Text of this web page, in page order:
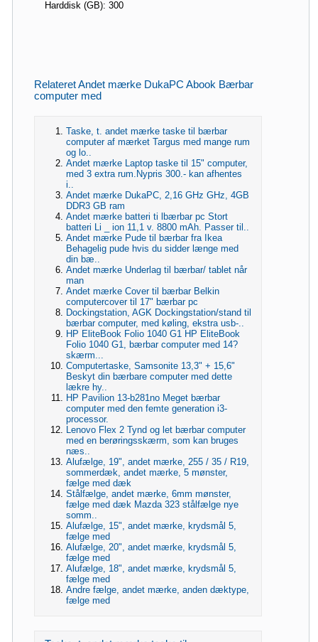
Harddisk (GB): 300
Relateret Andet mærke DukaPC Abook Bærbar
computer med
Taske, t. andet mærke taske til bærbar
computer af mærket Targus med mange rum
og lo..
Andet mærke Laptop taske til 15" computer,
med 3 extra rum.Nypris 300.- kan afhentes
i..
Andet mærke DukaPC, 2,16 GHz GHz, 4GB
DDR3 GB ram
Andet mærke batteri ti lbærbar pc Stort
batteri Li _ ion 11,1 v. 8800 mAh. Passer til..
Andet mærke Pude til bærbar fra Ikea
Behagelig pude hvis du sidder længe med
din bæ..
Andet mærke Underlag til bærbar/ tablet når
man
Andet mærke Cover til bærbar Belkin
computercover til 17" bærbar pc
Dockingstation, AGK Dockingstation/stand til
bærbar computer, med køling, ekstra usb-..
HP EliteBook Folio 1040 G1 HP EliteBook
Folio 1040 G1, bærbar computer med 14?
skærm...
Computertaske, Samsonite 13,3" + 15,6"
Beskyt din bærbare computer med dette
lækre hy..
HP Pavilion 13-b281no Meget bærbar
computer med den femte generation i3-
processor.
Lenovo Flex 2 Tynd og let bærbar computer
med en berøringsskærm, som kan bruges
næs..
Alufælge, 19", andet mærke, 255 / 35 / R19,
sommerdæk, andet mærke, 5 mønster,
fælge med dæk
Stålfælge, andet mærke, 6mm mønster,
fælge med dæk Mazda 323 stålfælge nye
somm..
Alufælge, 15", andet mærke, krydsmål 5,
fælge med
Alufælge, 20", andet mærke, krydsmål 5,
fælge med
Alufælge, 18", andet mærke, krydsmål 5,
fælge med
Andre fælge, andet mærke, anden dæktype,
fælge med